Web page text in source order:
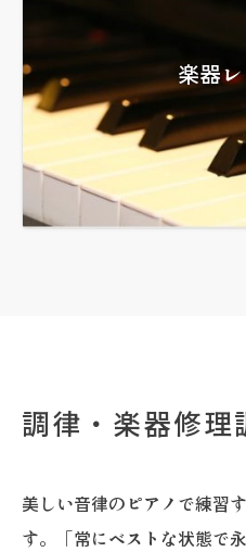
楽器
調律・楽器修理
美しい音律のピアノで練習
す。「常にベストな状態で